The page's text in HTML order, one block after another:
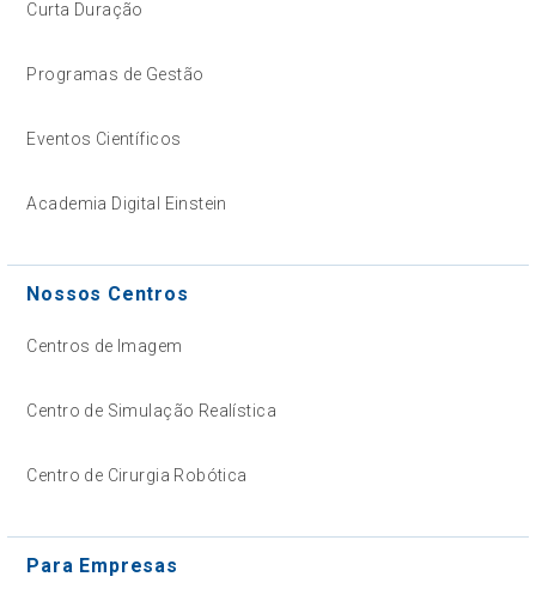
Curta Duração
Programas de Gestão
Eventos Científicos
Academia Digital Einstein
Nossos Centros
Centros de Imagem
Centro de Simulação Realística
Centro de Cirurgia Robótica
Para Empresas